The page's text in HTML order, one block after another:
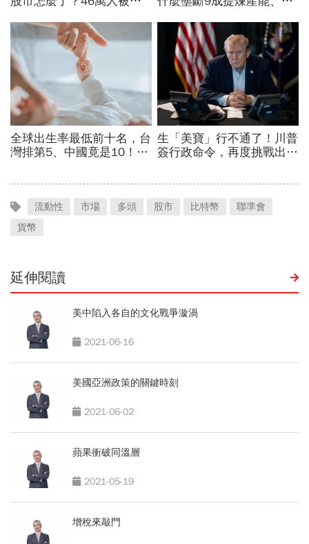
流動性 市場 多頭 股市 比特幣
聯準會
貨幣
延伸閱讀
美中陷入各自的文化戰爭漩渦
2021-06-16
美國亞洲政策的關鍵時刻
2021-06-02
蘋果衝破同溫層
2021-05-19
增稅來敲門